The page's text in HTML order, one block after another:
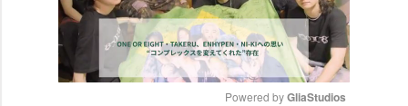
Powered by GliaStudios